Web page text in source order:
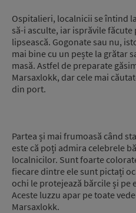
Ospitalieri, localnicii se întind
să-i asculte, iar isprăvile făcute
lipsească. Gogonate sau nu,
mai bine cu un pește la grătar
masă. Astfel de preparate
Marsaxlokk, dar cele mai
din port.
Partea și mai frumoasă când
este că poți admira celebrele
localnicilor. Sunt foarte
fiecare dintre ele sunt pictați
ochi le protejează bărcile și pe
Aceste luzzu apar pe toate
Marsaxlokk.